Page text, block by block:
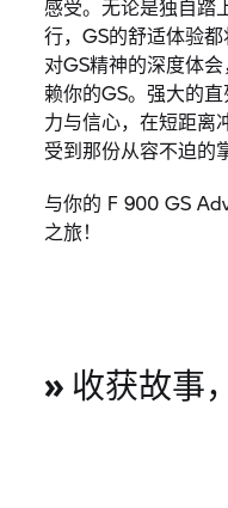
感受。无论是独自踏
行，GS的舒适体验
对GS精神的深度体
赖你的GS。强大的
力与信心，在短距离
受到那份从容不迫的
与你的 F 900 GS
之旅！
» 收获故事